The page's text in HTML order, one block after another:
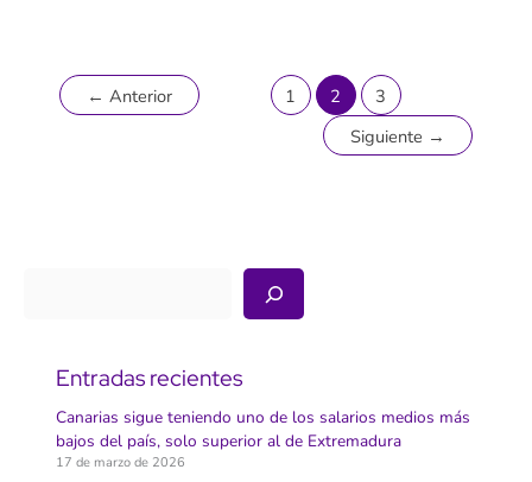
cuentan
con
instalaciones
← Anterior 1 2
3
Siguiente →
Entradas recientes
Canarias sigue teniendo uno de los salarios medios más
bajos del país, solo superior al de Extremadura
17 de marzo de 2026